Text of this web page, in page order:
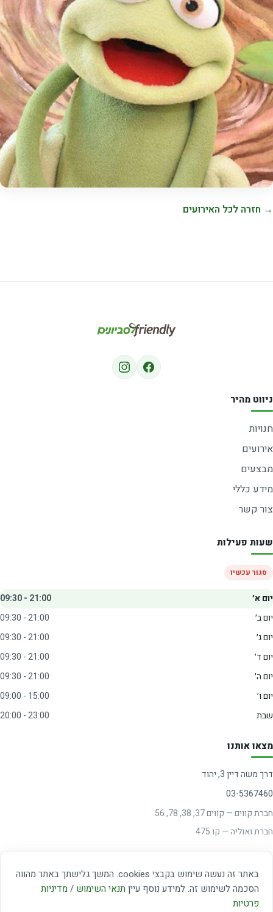
באתר זה נעשה שימוש בקבצי cookies. המשך גלישתך באתר מהווה
הסכמה לשימוש זה. למידע נוסף עיין תנאי השימוש / מדיניות
פרטיות
→ חזרה לכל האירועים
ניווט מהיר
חנויות
אירועים
מבצעים
מידע כללי
צור קשר
שעות פעילות
סגור עכשיו
יום א׳
09:30 - 21:00
יום ב׳
09:30 - 21:00
יום ג׳
09:30 - 21:00
יום ד׳
09:30 - 21:00
יום ה׳
09:30 - 21:00
יום ו׳
09:00 - 15:00
שבת
20:00 - 23:00
מצאו אותנו
דרך משה דיין 3, יהוד
03-5367460
חברת קווים — קווים 37, 38, 78, 56
חברת ואוליה — קו 475